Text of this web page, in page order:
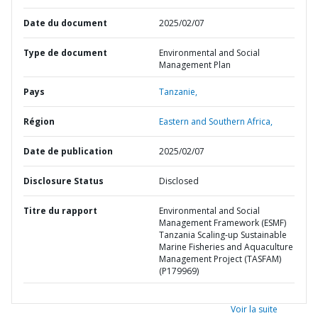
Date du document 2025/02/07
Type de document
Environmental and Social
Management Plan
Pays Tanzanie,
Région Eastern and Southern Africa,
Date de publication 2025/02/07
Disclosure Status Disclosed
Titre du rapport
Environmental and Social
Management Framework (ESMF)
Tanzania Scaling-up Sustainable
Marine Fisheries and Aquaculture
Management Project (TASFAM)
(P179969)
Voir la suite